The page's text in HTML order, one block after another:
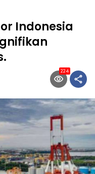
Indonesia
224